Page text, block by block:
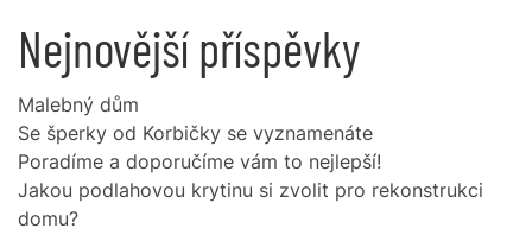
Nejnovější příspěvky
Malebný dům
Se šperky od Korbičky se vyznamenáte
Poradíme a doporučíme vám to nejlepší!
Jakou podlahovou krytinu si zvolit pro rekonstrukci
domu?